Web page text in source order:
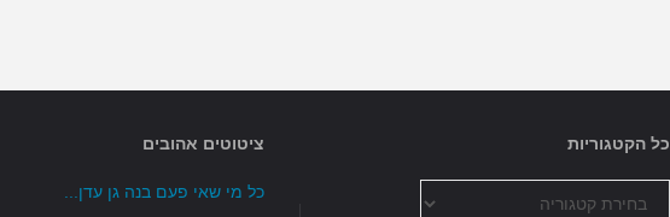
כל הקטגוריות ציטוטים אהובים
כל מי שאי פעם בנה גן עדן...